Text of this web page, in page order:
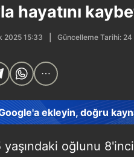
hayatını
2025 15:33 Güncelleme Tarihi: 24
ekleyin, doğru
yaşındaki oğlunu